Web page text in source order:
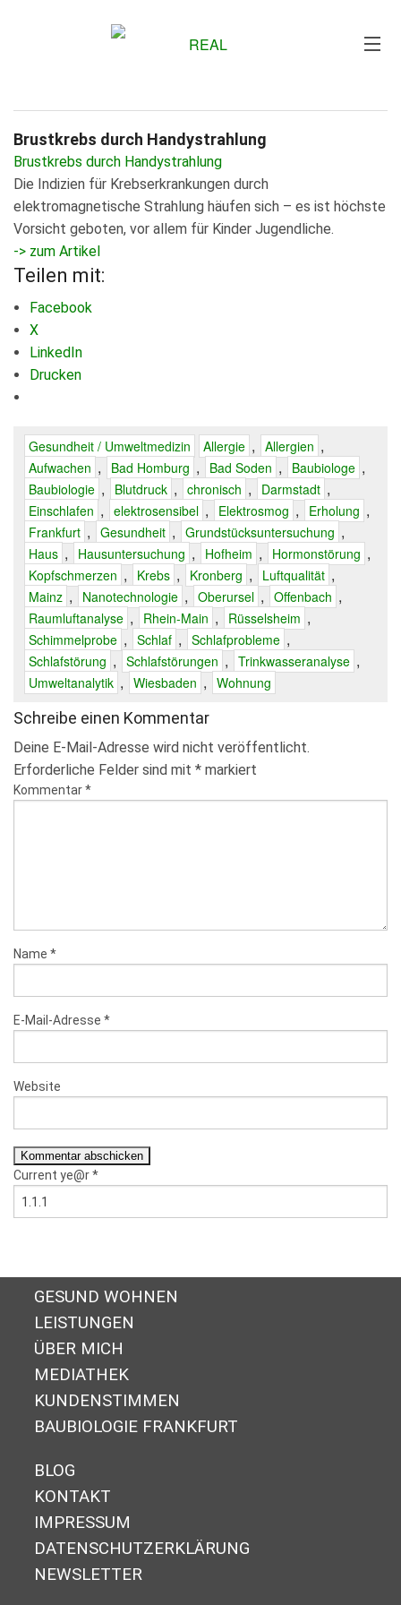
Brustkrebs durch Handystrahlung
Brustkrebs durch Handystrahlung
Die Indizien für Krebserkrankungen durch
elektromagnetische Strahlung häufen sich – es ist höchste
Vorsicht geboten, vor allem für Kinder Jugendliche.
-> zum Artikel
Teilen mit:
Facebook
X
LinkedIn
Drucken
Gesundheit / Umweltmedizin Allergie , Allergien ,
Aufwachen , Bad Homburg , Bad Soden , Baubiologe ,
Baubiologie , Blutdruck , chronisch , Darmstadt ,
Einschlafen , elektrosensibel , Elektrosmog , Erholung ,
Frankfurt , Gesundheit , Grundstücksuntersuchung ,
Haus , Hausuntersuchung , Hofheim , Hormonstörung ,
Kopfschmerzen , Krebs , Kronberg , Luftqualität ,
Mainz , Nanotechnologie , Oberursel , Offenbach ,
Raumluftanalyse , Rhein-Main , Rüsselsheim ,
Schimmelprobe , Schlaf , Schlafprobleme ,
Schlafstörung , Schlafstörungen , Trinkwasseranalyse ,
Umweltanalytik , Wiesbaden , Wohnung
Schreibe einen Kommentar
Deine E-Mail-Adresse wird nicht veröffentlicht.
Erforderliche Felder sind mit * markiert
Kommentar*
Name *
E-Mail-Adresse *
Website
Current ye@r*
GESUND WOHNEN
LEISTUNGEN
ÜBER MICH
MEDIATHEK
KUNDENSTIMMEN
BAUBIOLOGIE FRANKFURT
BLOG
KONTAKT
IMPRESSUM
DA­TEN­SCHUTZ­ER­KLÄ­RUNG
NEWSLETTER